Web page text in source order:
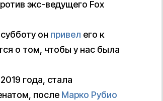
экс-ведущего Fox
он привел его к
о том, чтобы у нас была
года, стала
после Марко Рубио